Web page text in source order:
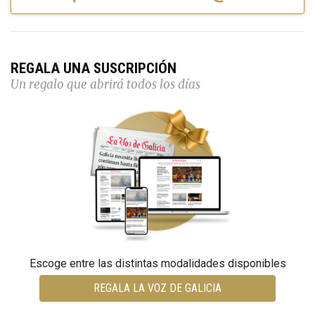
REGALA UNA SUSCRIPCIÓN
Un regalo que abrirá todos los días
Escoge entre las distintas modalidades disponibles
REGALA LA VOZ DE GALICIA